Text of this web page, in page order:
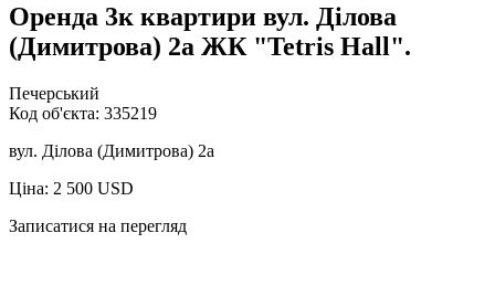
Оренда 3к квартири вул. Ділова
(Димитрова) 2а ЖК "Tetris Hall".
Печерський
Код об'єкта: 335219
вул. Ділова (Димитрова) 2а
Ціна: 2 500 USD
Записатися на перегляд